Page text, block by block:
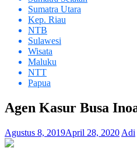
Sumatra Utara
Kep. Riau
NTB
Sulawesi
Wisata
Maluku
NTT
Papua
Agen Kasur Busa
Agustus 8, 2019April 28, 2020 Adi